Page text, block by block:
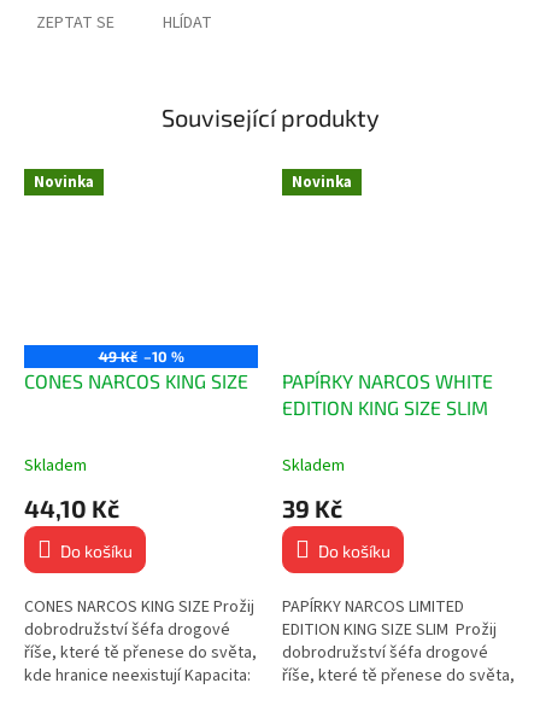
ZEPTAT SE HLÍDAT
Související produkty
Novinka
49 Kč –10 %
CONES NARCOS KING SIZE
Skladem
44,10 Kč
Do košíku
CONES NARCOS KING SIZE Prožij
dobrodružství šéfa drogové
říše, které tě přenese do světa,
kde hranice neexistují Kapacita:
Novinka
PAPÍRKY NARCOS WHITE
EDITION KING SIZE SLIM
Skladem
39 Kč
Do košíku
PAPÍRKY NARCOS LIMITED
EDITION KING SIZE SLIM Prožij
dobrodružství šéfa drogové
říše, které tě přenese do světa,